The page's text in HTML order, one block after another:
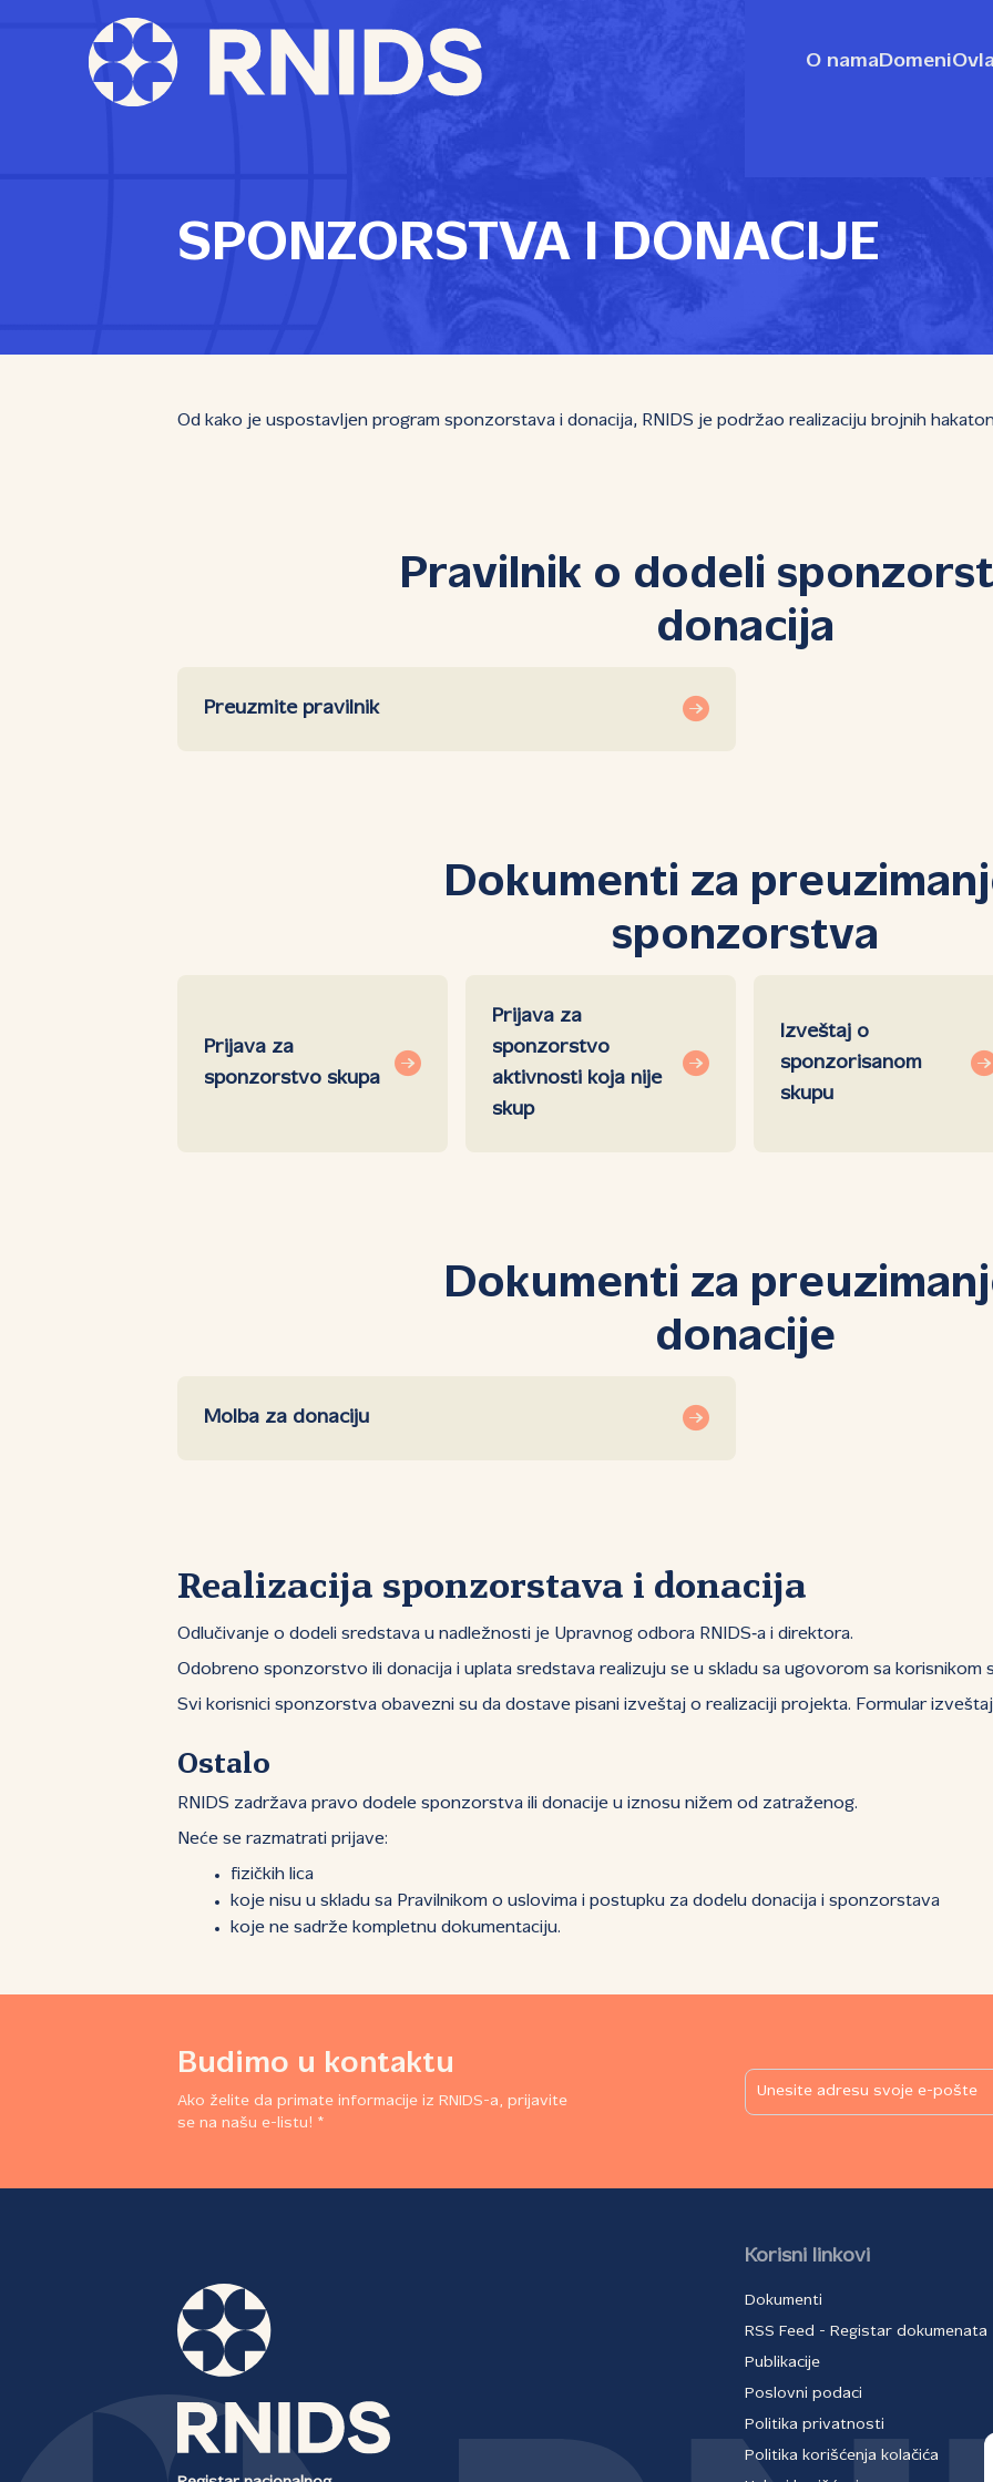
O nama Domeni
SPONZORSTVA I DONACIJE
Od kako je uspostavljen program sponzorstava i donacija, RNIDS je podržao realizaciju brojnih
Pravilnik o dodeli
donacija
Preuzmite pravilnik
Dokumenti za
sponzorstva
Prijava za
sponzorstvo skupa
Prijava za
sponzorstvo
aktivnosti koja nije
skup
Izveštaj o
sponzorisanom
skupu
Dokumenti za
donacije
Molba za donaciju
Realizacija sponzorstava i donacija
Odlučivanje o dodeli sredstava u nadležnosti je Upravnog odbora RNIDS‑a i direktora.
Odobreno sponzorstvo ili donacija i uplata sredstava realizuju se u skladu sa ugovorom sa
Svi korisnici sponzorstva obavezni su da dostave pisani izveštaj o realizaciji projekta. Formular
Ostalo
RNIDS zadržava pravo dodele sponzorstva ili donacije u iznosu nižem od zatraženog.
Neće se razmatrati prijave:
fizičkih lica
koje nisu u skladu sa Pravilnikom o uslovima i postupku za dodelu donacija i sponzorstava
koje ne sadrže kompletnu dokumentaciju.
Budimo u kontaktu
Ako želite da primate informacije iz RNIDS-a, prijavite
se na našu e-listu! *
Korisni linkovi
Dokumenti
RSS Feed - Registar dokumenata
Publikacije
Poslovni podaci
Politika privatnosti
Politika korišćenja kolačića